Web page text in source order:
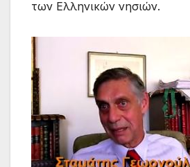
των Ελληνικών νησιών.